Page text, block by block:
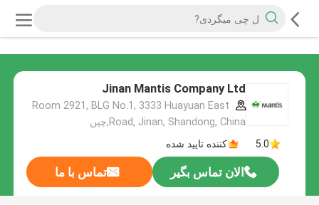
Jinan Mantis Company Ltd
Room 2921, BLG No.1, 3333 Huayuan East
Road, Jinan, Shandong, China,چین
5.0
کننده تایید شده
الان تماس بگیر تماس با ما